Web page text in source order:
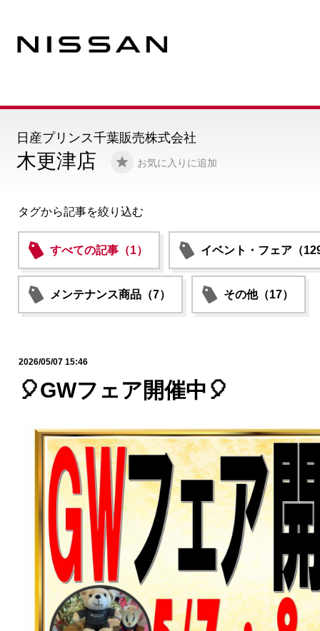
木更津店 お気に入りに追加
日産プリンス千葉販売株式会社
タグから記事を絞り込む
すべての記事（1） イベント・フェア（
メンテナンス商品（7） その他（17）
2026/05/07 15:46
🎈GWフェア開催中🎈